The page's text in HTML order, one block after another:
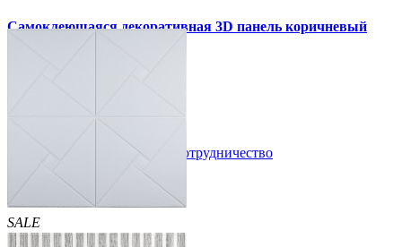
Самоклеющаяся декоративная 3D панель коричневый
В закладки Сотрудничество
SALE
HIT